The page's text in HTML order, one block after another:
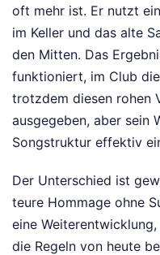
oft mehr ist. Er nutzt
im Keller und das alte
den Mitten. Das
funktioniert, im Club
trotzdem diesen rohen
ausgegeben, aber sein
Songstruktur effektiv
Der Unterschied ist
teure Hommage ohne
eine
die Regeln von heute